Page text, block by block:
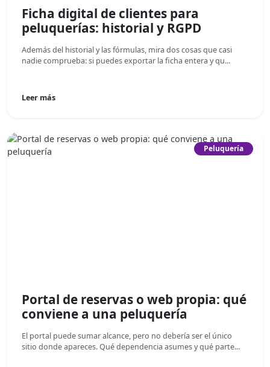
Ficha digital de clientes para
peluquerías: historial y RGPD
Además del historial y las fórmulas, mira dos cosas que casi
nadie comprueba: si puedes exportar la ficha entera y qu...
Leer más
Peluquería
Portal de reservas o web propia: qué
conviene a una peluquería
El portal puede sumar alcance, pero no debería ser el único
sitio donde apareces. Qué dependencia asumes y qué parte...